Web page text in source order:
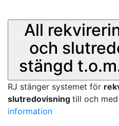
All
och
stängd
RJ stänger systemet för
slutredovisning till och
information